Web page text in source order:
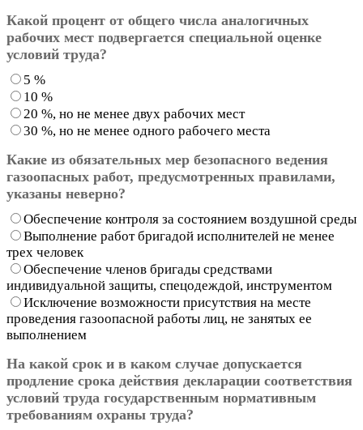
Какой процент от общего числа аналогичных
рабочих мест подвергается специальной оценке
условий труда?
5 %
10 %
20 %, но не менее двух рабочих мест
30 %, но не менее одного рабочего места
Какие из обязательных мер безопасного ведения
газоопасных работ, предусмотренных правилами,
указаны неверно?
Обеспечение контроля за состоянием воздушной среды
Выполнение работ бригадой исполнителей не менее
трех человек
Обеспечение членов бригады средствами
индивидуальной защиты, спецодеждой, инструментом
Исключение возможности присутствия на месте
проведения газоопасной работы лиц, не занятых ее
выполнением
На какой срок и в каком случае допускается
продление срока действия декларации соответствия
условий труда государственным нормативным
требованиям охраны труда?